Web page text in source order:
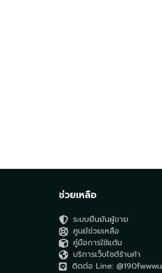
ช่วยเหลือ
ระบบยืนยันผู้ขาย
ศูนย์ช่วยเหลือ
คู่มือการใช้แต้ม
บริการเว็บไซต์ร้านค้า
ติดต่อ Line: @190fwwwu